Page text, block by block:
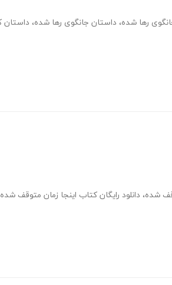
رها شده، داستان جانگوی رها شده، داستان
شده، دانلود رایگان کتاب اینجا زمان متوقف شده